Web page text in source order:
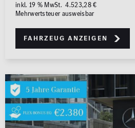
inkl. 19 % MwSt. 4.523,28 €
Mehrwertsteuer ausweisbar
Fahrzeug anzeigen